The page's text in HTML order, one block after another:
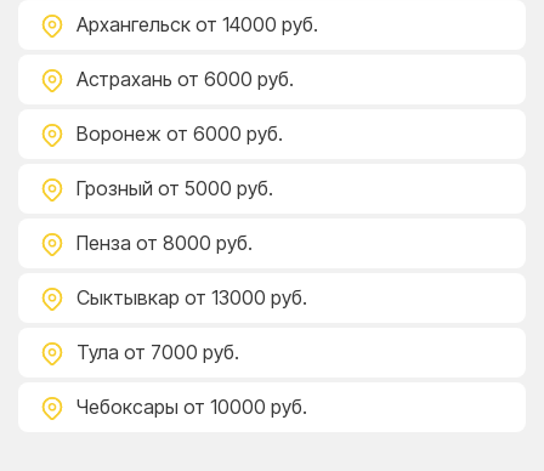
Архангельск от 14000 руб.
Астрахань от 6000 руб.
Воронеж от 6000 руб.
Грозный от 5000 руб.
Пенза от 8000 руб.
Сыктывкар от 13000 руб.
Тула от 7000 руб.
Чебоксары от 10000 руб.